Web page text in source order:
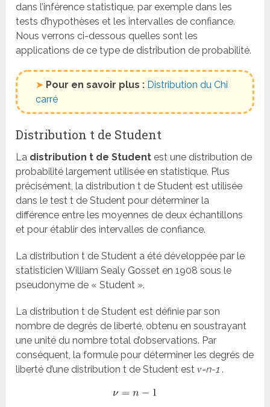
dans l’inférence statistique, par exemple dans les
tests d’hypothèses et les intervalles de confiance.
Nous verrons ci-dessous quelles sont les
applications de ce type de distribution de probabilité.
➤ Pour en savoir plus : Distribution du Chi
carré
Distribution t de Student
La distribution t de Student est une distribution de
probabilité largement utilisée en statistique. Plus
précisément, la distribution t de Student est utilisée
dans le test t de Student pour déterminer la
différence entre les moyennes de deux échantillons
et pour établir des intervalles de confiance.
La distribution t de Student a été développée par le
statisticien William Sealy Gosset en 1908 sous le
pseudonyme de « Student ».
La distribution t de Student est définie par son
nombre de degrés de liberté, obtenu en soustrayant
une unité du nombre total d’observations. Par
conséquent, la formule pour déterminer les degrés de
liberté d’une distribution t de Student estν=n-1 .